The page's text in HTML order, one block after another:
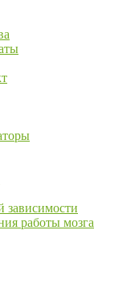
зависимости
работы мозга